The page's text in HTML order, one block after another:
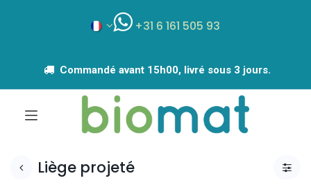
+31 6 161 505 93
Commandé avant 15h00, livré sous 3 jours.
Liège projeté